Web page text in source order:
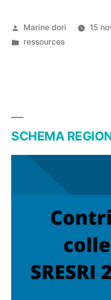
Marine dori
15
ressources
SCHEMA